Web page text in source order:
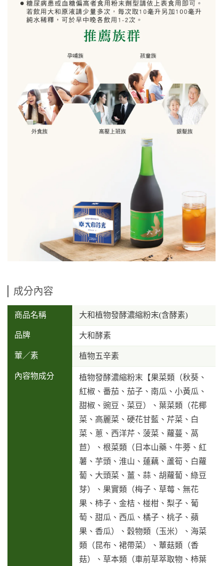
成分內容
商品名稱 大和植物發酵濃縮粉末(含酵素)
品牌 大和酵素
葷／素 植物五辛素
內容物成分
植物發酵濃縮粉末【果菜類（秋葵、
紅椒、番茄、茄子、南瓜、小黃瓜、
甜椒、豌豆、菜豆）、葉菜類（花椰
菜、高麗菜、硬花甘藍、芹菜、白
菜、蔥、西洋芹、菠菜、蘿蔓、萵
苣）、根菜類（日本山藥、牛蒡、紅
薯、芋頭、淮山、蓮藕、蘆筍、白蘿
蔔、大頭菜、薑、蒜、胡蘿蔔、綠豆
芽）、果實類（梅子、草莓、無花
果、柿子、金桔、椪柑、梨子、葡
萄、甜瓜、西瓜、橘子、桃子、蘋
果、香瓜）、穀物類（玉米）、海菜
類（昆布、裙帶菜）、蕈菇類（香
菇）、草本類（車前草萃取物、柿葉